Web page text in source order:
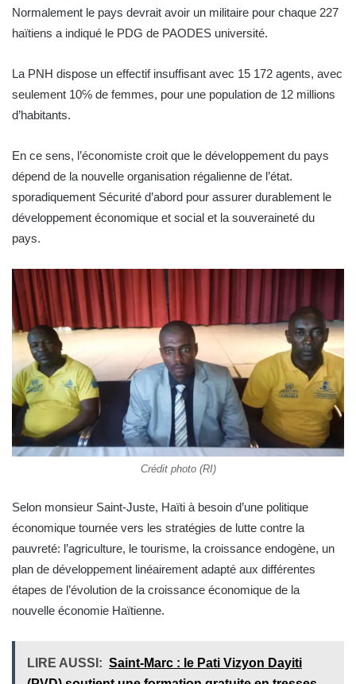
Normalement le pays devrait avoir un militaire pour chaque 227
haïtiens a indiqué le PDG de PAODES université.
La PNH dispose un effectif insuffisant avec 15 172 agents, avec
seulement 10℅ de femmes, pour une population de 12 millions
d’habitants.
En ce sens, l’économiste croit que le développement du pays
dépend de la nouvelle organisation régalienne de l’état.
sporadiquement Sécurité d’abord pour assurer durablement le
développement économique et social et la souveraineté du
pays.
Crédit photo (RI)
Selon monsieur Saint-Juste, Haïti à besoin d’une politique
économique tournée vers les stratégies de lutte contre la
pauvreté: l’agriculture, le tourisme, la croissance endogène, un
plan de développement linéairement adapté aux différentes
étapes de l’évolution de la croissance économique de la
nouvelle économie Haïtienne.
LIRE AUSSI: Saint-Marc : le Pati Vizyon Dayiti